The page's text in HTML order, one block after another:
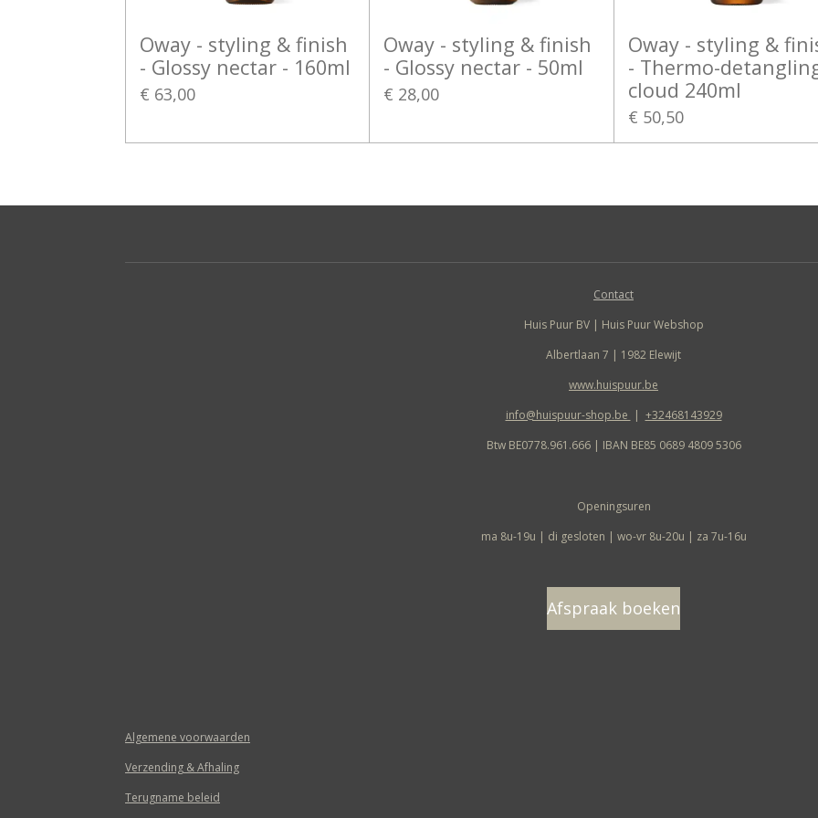
Oway - styling & finish
- Glossy nectar - 160ml
€ 63,00
Oway - styling & finish
- Glossy nectar - 50ml
€ 28,00
Oway - styling &
- Thermo-
cloud 240ml
€ 50,50
Contact
Huis Puur BV | Huis Puur Webshop
Albertlaan 7 | 1982 Elewijt
www.huispuur.be
info@huispuur-shop.be | +32468143929
Btw BE0778.961.666 | IBAN BE85 0689 4809 5306
Openingsuren
ma 8u-19u | di gesloten | wo-vr 8u-20u | za 7u-16u
Afspraak boeken
Algemene voorwaarden
Verzending & Afhaling
Terugname beleid